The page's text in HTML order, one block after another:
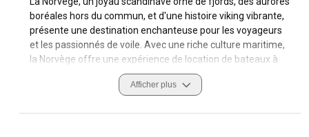
boréales hors du commun, et d'une histoire viking vibrante,
présente une destination enchanteuse pour les voyageurs
et les passionnés de voile. Avec une riche culture maritime,
la Norvège offre une expérience de location de bateaux à
moteur inégalée, que ce soit pour une navigation horaire
autour de l'archipel d'Oslo, ou un voyage d'une semaine à
Afficher plus